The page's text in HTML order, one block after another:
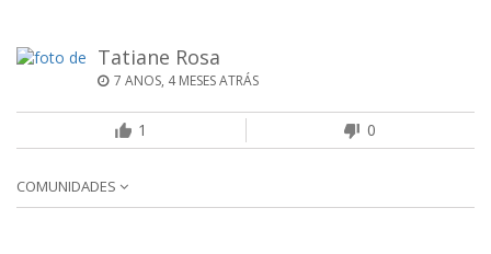
Tatiane Rosa
7 ANOS, 4 MESES ATRÁS
1 0
COMUNIDADES